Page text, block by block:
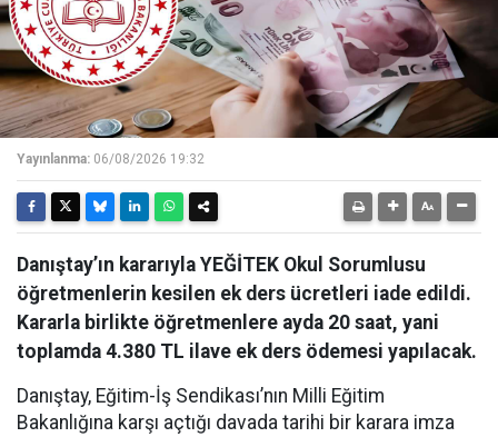
Yayınlanma: 06/08/2026 19:32
Danıştay’ın kararıyla YEĞİTEK Okul Sorumlusu
öğretmenlerin kesilen ek ders ücretleri iade edildi.
Kararla birlikte öğretmenlere ayda 20 saat, yani
toplamda 4.380 TL ilave ek ders ödemesi yapılacak.
Danıştay, Eğitim-İş Sendikası’nın Milli Eğitim
Bakanlığına karşı açtığı davada tarihi bir karara imza